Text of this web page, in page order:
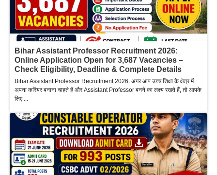
Bihar Assistant Professor Recruitment 2026:
Online Application Open for 3,687 Vacancies –
Check Eligibility, Deadline & Complete Details
Bihar Assistant Professor Recruitment 2026: अगर आप उच्च शिक्षा के क्षेत्र में
अपना करियर बनाना चाहते हैं और Assistant Professor बनने का लक्ष्य रखते हैं, तो आपके
लिए ...